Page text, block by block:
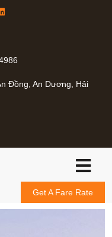
Đồng, An Dương, Hải
Get A Fare Rate